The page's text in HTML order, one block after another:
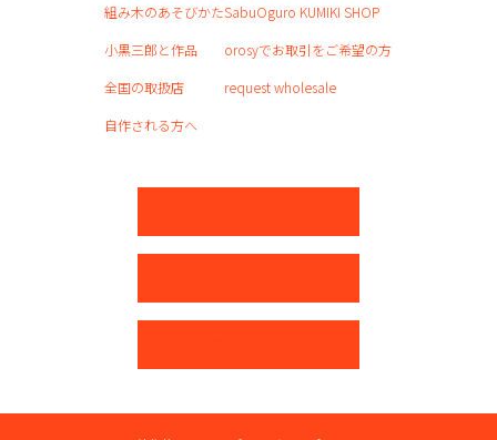
組み木のあそびかた
小黒三郎と作品
全国の取扱店
自作される方へ
SabuOguro KUMIKI SHOP
orosyでお取引をご希望の方
request wholesale